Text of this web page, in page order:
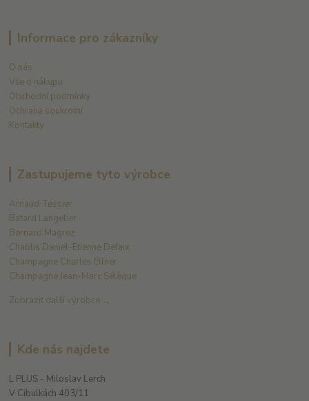
Informace pro zákazníky
O nás
Vše o nákupu
Obchodní podmínky
Ochrana soukromí
Kontakty
Zastupujeme tyto výrobce
Arnaud Tessier
Batard Langelier
Bernard Magrez
Chablis Daniel-Etienne Defaix
Champagne Charles Ellner
Champagne Jean-Marc Sélèque
Zobrazit další výrobce →
Kde nás najdete
L PLUS - Miloslav Lerch
V Cibulkách 403/11